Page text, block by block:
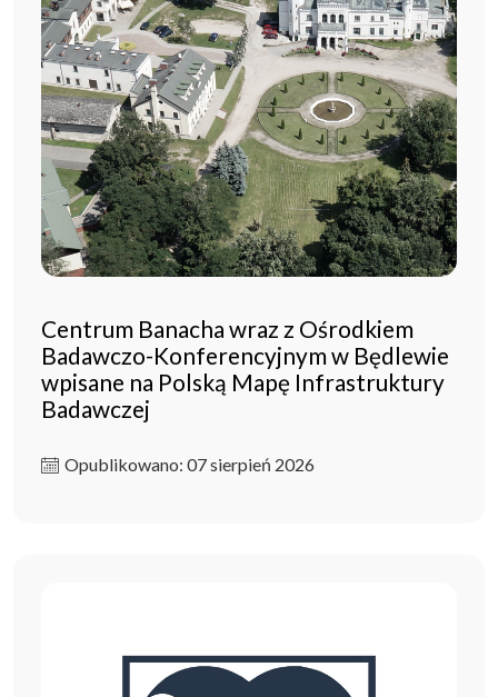
Centrum Banacha wraz z Ośrodkiem
Badawczo-Konferencyjnym w Będlewie
wpisane na Polską Mapę Infrastruktury
Badawczej
Opublikowano: 07 sierpień 2026